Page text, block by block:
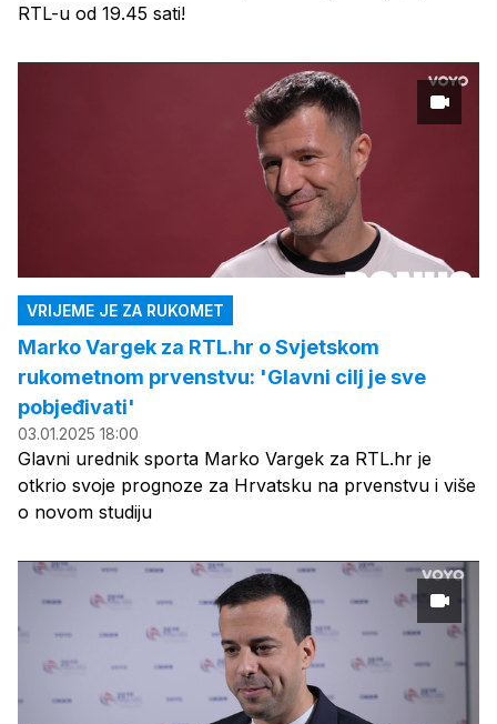
RTL-u od 19.45 sati!
VRIJEME JE ZA RUKOMET
Marko Vargek za RTL.hr o Svjetskom
rukometnom prvenstvu: 'Glavni cilj je sve
pobjeđivati'
03.01.2025 18:00
Glavni urednik sporta Marko Vargek za RTL.hr je
otkrio svoje prognoze za Hrvatsku na prvenstvu i više
o novom studiju